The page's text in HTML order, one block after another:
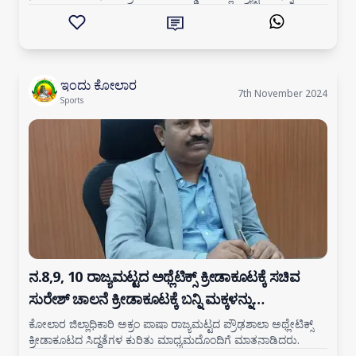
ವಿತರಿಸಲಾಯಿತು.ಹಾಗು ಗ್ರಾಮೀಣ ಪ್ರ
ಇಂದು ಕೋಲಾರ
Sports 7th November 2024
ನ.8,9, 10 ರಾಜ್ಯಮಟ್ಟದ ಅಥ್ಲೆಟಿಕ್ಸ್ ಕ್ರೀಡಾಕೂಟಕ್ಕೆ ಸಚಿವ
ಸುರೇಶ್ ಚಾಲನೆ ಕ್ರೀಡಾಕೂಟಕ್ಕೆ ಬನ್ನಿ ಮಕ್ಕಳನ್ನು
ಪ್ರೋತ್ಸಾಹಿಸೋಣ- ಡಿಸಿ ಅಕ್ರಂ ಪಾಷಾ ಕರೆ
ಕೋಲಾರ ಜಿಲ್ಲಾಧಿಕಾರಿ ಅಕ್ರಂ ಪಾಷಾ ರಾಜ್ಯಮಟ್ಟದ ಪ್ರೌಢಶಾಲಾ ಅಥ್ಲೇಟಿಕ್ಸ್
ಕ್ರೀಡಾಕೂಟದ ಸಿದ್ದತೆಗಳ ಕುರಿತು ಮಾಧ್ಯಮದೊಂದಿಗೆ ಮಾತನಾಡಿದರು.